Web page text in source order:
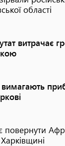
області
витрачає
вимагають